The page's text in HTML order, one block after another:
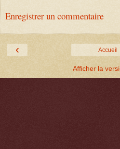
Enregistrer un commentaire
‹ Accueil
Afficher la